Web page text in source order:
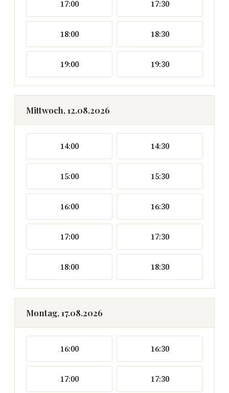
17:00 17:30
18:00 18:30
19:00 19:30
Mittwoch, 12.08.2026
14:00 14:30
15:00 15:30
16:00 16:30
17:00 17:30
18:00 18:30
Montag, 17.08.2026
16:00 16:30
17:00 17:30